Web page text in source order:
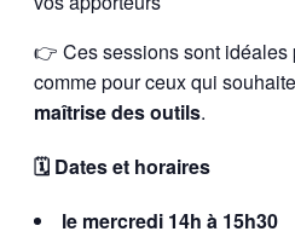
👉 Ces sessions sont idéales
comme pour ceux qui
maîtrise des outils.
🗓️ Dates et horaires
le mercredi 14h à 15h30